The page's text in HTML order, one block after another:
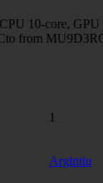
10-core, GPU
from
1
Argintiu